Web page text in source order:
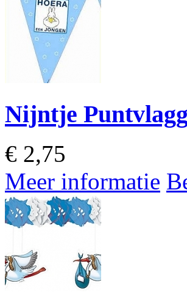
Nijntje
€ 2,75
Meer informatie